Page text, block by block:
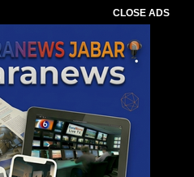
CLOSE ADS